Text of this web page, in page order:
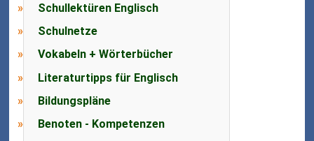
Schullektüren Englisch
Schulnetze
Vokabeln + Wörterbücher
Literaturtipps für Englisch
Bildungspläne
Benoten - Kompetenzen